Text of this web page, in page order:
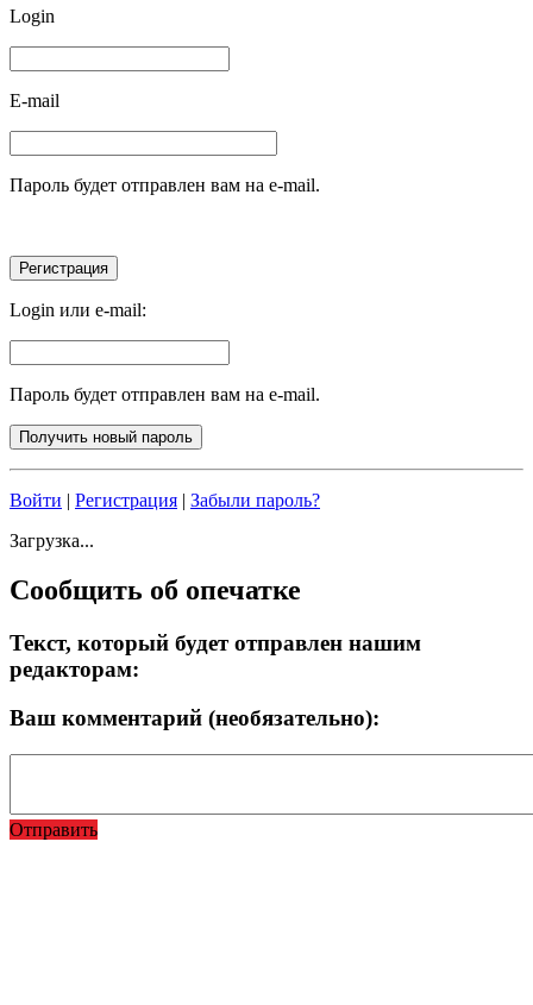
Login
E-mail
Пароль будет отправлен вам на e-mail.
Login или e-mail:
Пароль будет отправлен вам на e-mail.
Войти | Регистрация | Забыли пароль?
Загрузка...
Сообщить об опечатке
Текст, который будет отправлен нашим
редакторам:
Ваш комментарий (необязательно):
Отправить